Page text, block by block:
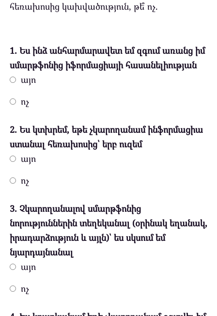
հեռախոսից կախվածություն, թե՞ ոչ.
1. Ես ինձ անհարմարավետ եմ զգում առանց իմ
սմարթֆոնից իֆորմացիայի հասանելիության
այո
ոչ
2. Ես կտխրեմ, եթե չկարողանամ ինֆորմացիա
ստանալ հեռախոսից՝ երբ ուզեմ
այո
ոչ
3. Չկարողանալով սմարթֆոնից
նորություններին տեղեկանալ (օրինակ եղանակ,
իրադարձություն և այլն)՝ ես սկսում եմ
նյարդայնանալ
այո
ոչ